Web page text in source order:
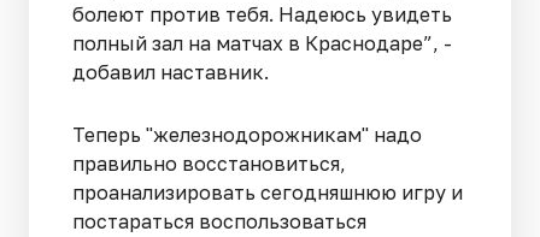
болеют против тебя. Надеюсь увидеть
полный зал на матчах в Краснодаре”, -
добавил наставник.
Теперь "железнодорожникам" надо
правильно восстановиться,
проанализировать сегодняшнюю игру и
постараться воспользоваться